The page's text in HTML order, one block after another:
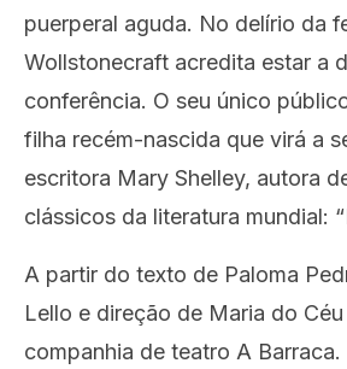
puerperal aguda. No delírio da
Wollstonecraft acredita estar a
conferência. O seu único
filha recém-nascida que virá a
escritora Mary Shelley, autora
clássicos da literatura mundial:
A partir do texto de Paloma
Lello e direção de Maria do Céu
companhia de teatro A Barraca.